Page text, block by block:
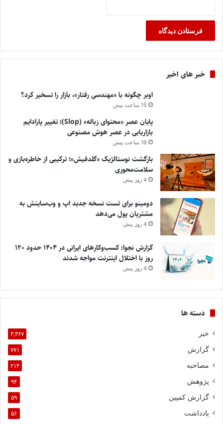
خبر های اخیر
اوبر چگونه با «مهندسی رفتار»، بازار را تسخیر کرد؟
15 ساعت پیش
پایان عصر «محتوای زباله» (Slop)؛ تغییر پارادایم
بازاریابی در عصر هوش مصنوعی
16 ساعت پیش
بازگشت نوستالژیک «گلدفیش»؛ ترکیبی از خاطره‌بازی و
سلامت‌محوری
4 روز پیش
دومینو برای تست نسخه جدید اپ و وب‌سایتش به
مشتریان پول می‌دهد
4 روز پیش
گزارش نجوا: کسب‌وکارهای ایرانی در ۱۴۰۴ حدود ۱۲۰
روز با اختلال اینترنت مواجه شدند
4 روز پیش
دسته ها
خبر ۳,۳۶۷
گزارش ۷۷۱
مصاحبه ۲۱۴
پژوهش ۹۴
گزارش کمپین ۵۹
یادداشت ۵۶